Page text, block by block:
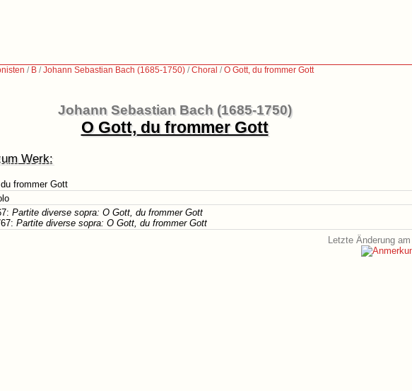
/ B /Johann Sebastian Bach (1685-1750) /Choral /O Gott, du frommer Gott
Johann Sebastian Bach (1685-1750)
O Gott, du frommer Gott
Werk:
frommer Gott
Partite diverse sopra: O Gott, du frommer Gott
Partite diverse sopra: O Gott, du frommer Gott
Letzte Änderung